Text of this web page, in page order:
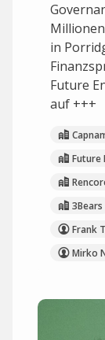
in
Future
auf +++
Future
3Bears
Frank
Mirko